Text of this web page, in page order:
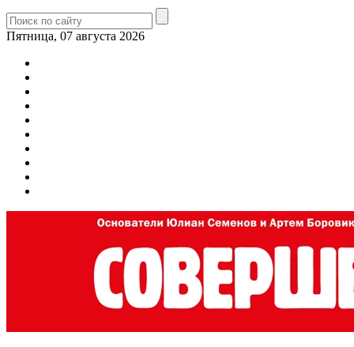
Пятница, 07 августа 2026